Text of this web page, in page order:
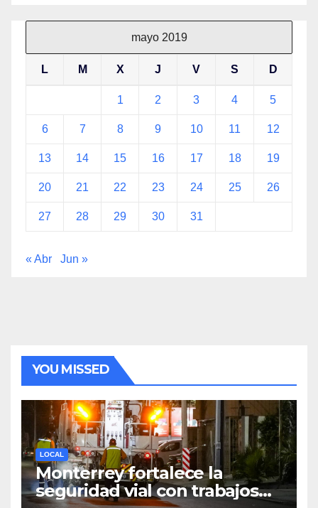
mayo 2019
L M X J V S D
1 2 3 4 5
6 7 8 9 10 11 12
13 14 15 16 17 18 19
20 21 22 23 24 25 26
27 28 29 30 31
« Abr Jun »
YOU MISSED
LOCAL
Monterrey fortalece la
seguridad vial con trabajos